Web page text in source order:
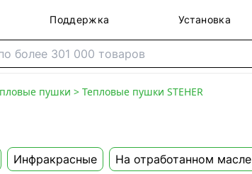
Поддержка Установка
пушки > Тепловые пушки STEHER
Инфракрасные На отработанном масле